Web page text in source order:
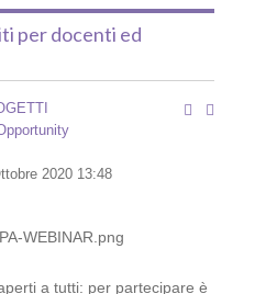
per docenti ed
2020 13:48
a tutti: per partecipare è